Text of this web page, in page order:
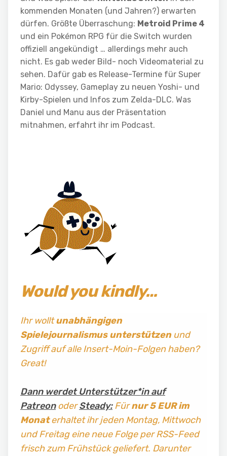
kommenden Monaten (und Jahren?) erwarten
dürfen. Größte Überraschung: Metroid Prime 4
und ein Pokémon RPG für die Switch wurden
offiziell angekündigt … allerdings mehr auch
nicht. Es gab weder Bild- noch Videomaterial zu
sehen. Dafür gab es Release-Termine für Super
Mario: Odyssey, Gameplay zu neuen Yoshi- und
Kirby-Spielen und Infos zum Zelda-DLC. Was
Daniel und Manu aus der Präsentation
mitnahmen, erfahrt ihr im Podcast.
Would you kindly…
Ihr wolltunabhängigen
Spielejournalismus unterstützenund
Zugriff auf alle Insert-Moin-Folgen haben?
Great!
Dann werdet Unterstützer*in auf
PatreonoderSteady:Fürnur 5 EUR im
Monaterhaltet ihr jeden Montag, Mittwoch
und Freitag eine neue Folge per RSS-Feed
frisch zum Frühstück geliefert. Darunter